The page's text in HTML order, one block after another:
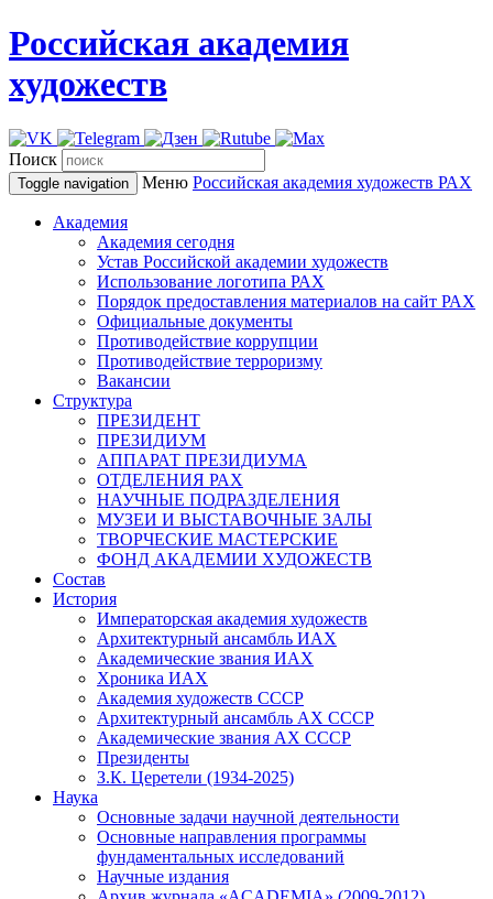
Российская академия
художеств
Поиск
Toggle navigation Меню Российская академия художеств РАХ
Академия
Академия сегодня
Устав Российской академии художеств
Использование логотипа РАХ
Порядок предоставления материалов на сайт РАХ
Официальные документы
Противодействие коррупции
Противодействие терроризму
Вакансии
Структура
ПРЕЗИДЕНТ
ПРЕЗИДИУМ
АППАРАТ ПРЕЗИДИУМА
ОТДЕЛЕНИЯ РАХ
НАУЧНЫЕ ПОДРАЗДЕЛЕНИЯ
МУЗЕИ И ВЫСТАВОЧНЫЕ ЗАЛЫ
ТВОРЧЕСКИЕ МАСТЕРСКИЕ
ФОНД АКАДЕМИИ ХУДОЖЕСТВ
Состав
История
Императорская академия художеств
Архитектурный ансамбль ИАХ
Академические звания ИАХ
Хроника ИАХ
Академия художеств СССР
Архитектурный ансамбль АХ СССР
Академические звания АХ СССР
Президенты
З.К. Церетели (1934-2025)
Наука
Основные задачи научной деятельности
Основные направления программы
фундаментальных исследований
Научные издания